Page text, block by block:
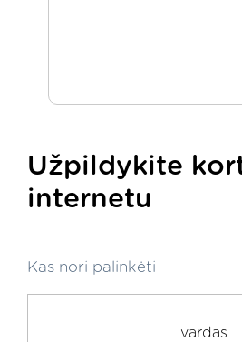
Užpildykite
internetu
Kas nori palinkėti